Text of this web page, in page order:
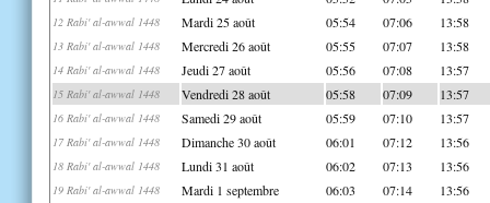
12 Rabi' al-awwal 1448 Mardi 25 août 05:54 07:06 13:58
13 Rabi' al-awwal 1448 Mercredi 26 août 05:55 07:07 13:58
14 Rabi' al-awwal 1448 Jeudi 27 août 05:56 07:08 13:57
15 Rabi' al-awwal 1448 Vendredi 28 août 05:58 07:09 13:57
16 Rabi' al-awwal 1448 Samedi 29 août 05:59 07:10 13:57
17 Rabi' al-awwal 1448 Dimanche 30 août 06:01 07:12 13:56
18 Rabi' al-awwal 1448 Lundi 31 août 06:02 07:13 13:56
19 Rabi' al-awwal 1448 Mardi 1 septembre 06:03 07:14 13:56